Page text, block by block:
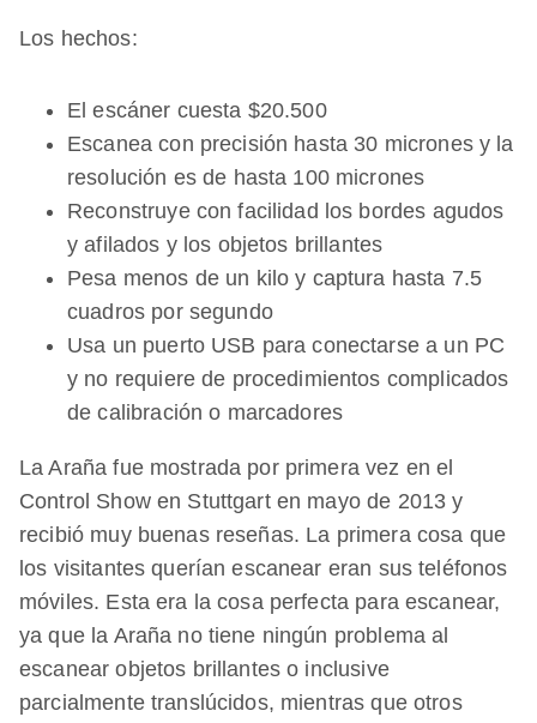
Los hechos:
El escáner cuesta $20.500
Escanea con precisión hasta 30 micrones y la
resolución es de hasta 100 micrones
Reconstruye con facilidad los bordes agudos
y afilados y los objetos brillantes
Pesa menos de un kilo y captura hasta 7.5
cuadros por segundo
Usa un puerto USB para conectarse a un PC
y no requiere de procedimientos complicados
de calibración o marcadores
La Araña fue mostrada por primera vez en el
Control Show en Stuttgart en mayo de 2013 y
recibió muy buenas reseñas. La primera cosa que
los visitantes querían escanear eran sus teléfonos
móviles. Esta era la cosa perfecta para escanear,
ya que la Araña no tiene ningún problema al
escanear objetos brillantes o inclusive
parcialmente translúcidos, mientras que otros